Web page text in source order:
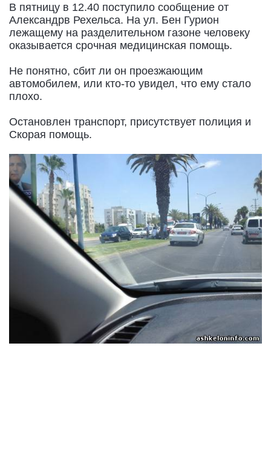
В пятницу в 12.40 поступило сообщение от
Александрв Рехельса. На ул. Бен Гурион
лежащему на разделительном газоне человеку
оказывается срочная медицинская помощь.
Не понятно, сбит ли он проезжающим
автомобилем, или кто-то увидел, что ему стало
плохо.
Остановлен транспорт, присутствует полиция и
Скорая помощь.